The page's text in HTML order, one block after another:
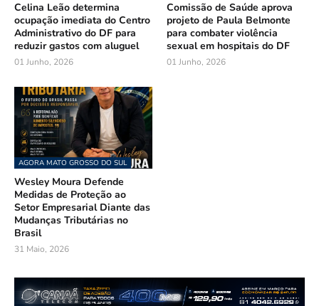
Celina Leão determina
ocupação imediata do Centro
Administrativo do DF para
reduzir gastos com aluguel
01 Junho, 2026
Comissão de Saúde aprova
projeto de Paula Belmonte
para combater violência
sexual em hospitais do DF
01 Junho, 2026
AGORA MATO GROSSO DO SUL
Wesley Moura Defende
Medidas de Proteção ao
Setor Empresarial Diante das
Mudanças Tributárias no
Brasil
31 Maio, 2026